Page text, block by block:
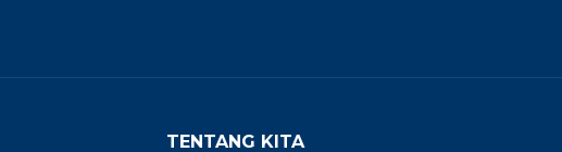
TENTANG KITA